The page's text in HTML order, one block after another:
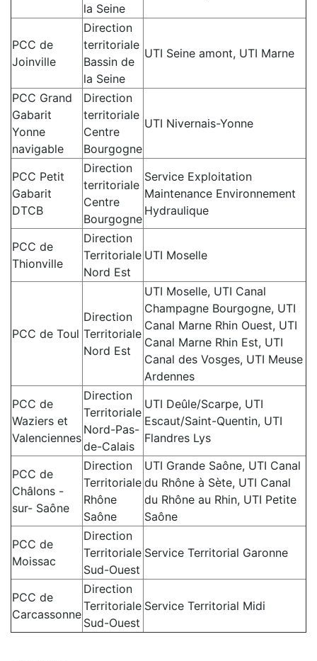
la Seine
PCC de
Joinville
Direction
territoriale
Bassin de
la Seine
UTI Seine amont, UTI Marne
PCC Grand
Gabarit
Yonne
navigable
Direction
territoriale
Centre
Bourgogne
UTI Nivernais-Yonne
PCC Petit
Gabarit
DTCB
Direction
territoriale
Centre
Bourgogne
Service Exploitation
Maintenance Environnement
Hydraulique
PCC de
Thionville
Direction
Territoriale
Nord Est
UTI Moselle
PCC de Toul
Direction
Territoriale
Nord Est
UTI Moselle, UTI Canal
Champagne Bourgogne, UTI
Canal Marne Rhin Ouest, UTI
Canal Marne Rhin Est, UTI
Canal des Vosges, UTI Meuse
Ardennes
PCC de
Waziers et
Valenciennes
Direction
Territoriale
Nord-Pas-
de-Calais
UTI Deûle/Scarpe, UTI
Escaut/Saint-Quentin, UTI
Flandres Lys
PCC de
Châlons -
sur- Saône
Direction
Territoriale
Rhône
Saône
UTI Grande Saône, UTI Canal
du Rhône à Sète, UTI Canal
du Rhône au Rhin, UTI Petite
Saône
PCC de
Moissac
Direction
Territoriale
Sud-Ouest
Service Territorial Garonne
PCC de
Carcassonne
Direction
Territoriale
Sud-Ouest
Service Territorial Midi